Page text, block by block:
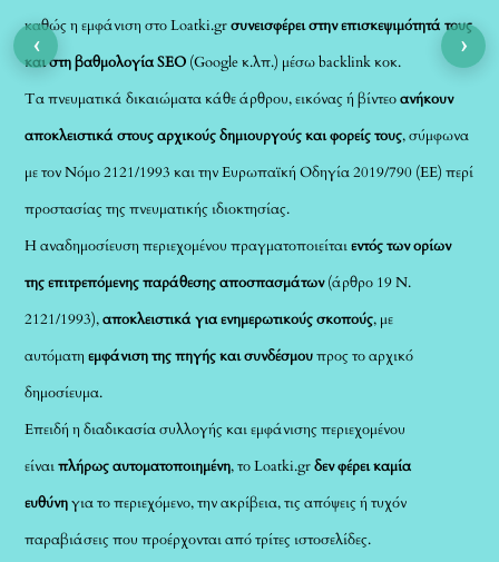
καθώς η εμφάνιση στο Loatki.grσυνεισφέρει στην επισκεψιμότητά τους
και στη βαθμολογία SEO (Google κ.λπ.) μέσω backlink κοκ.
Τα πνευματικά δικαιώματα κάθε άρθρου, εικόνας ή βίντεοανήκουν
αποκλειστικά στους αρχικούς δημιουργούς και φορείς τους, σύμφωνα
με τον Νόμο 2121/1993 και την Ευρωπαϊκή Οδηγία 2019/790 (ΕΕ) περί
προστασίας της πνευματικής ιδιοκτησίας.
Η αναδημοσίευση περιεχομένου πραγματοποιείταιεντός των ορίων
της επιτρεπόμενης παράθεσης αποσπασμάτων(άρθρο 19 Ν.
2121/1993),αποκλειστικά για ενημερωτικούς σκοπούς, με
αυτόματηεμφάνιση της πηγής και συνδέσμουπρος το αρχικό
δημοσίευμα.
Επειδή η διαδικασία συλλογής και εμφάνισης περιεχομένου
είναιπλήρως αυτοματοποιημένη, το Loatki.grδεν φέρει καμία
ευθύνηγια το περιεχόμενο, την ακρίβεια, τις απόψεις ή τυχόν
παραβιάσεις που προέρχονται από τρίτες ιστοσελίδες.
‹ ›